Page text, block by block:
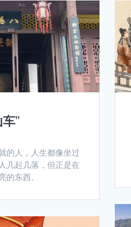
”
的人，人生都像坐过
几起几落，但正是在
东西。